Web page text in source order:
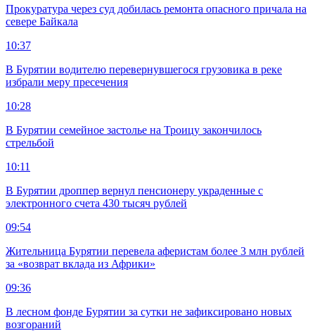
Прокуратура через суд добилась ремонта опасного причала на
севере Байкала
10:37
В Бурятии водителю перевернувшегося грузовика в реке
избрали меру пресечения
10:28
В Бурятии семейное застолье на Троицу закончилось
стрельбой
10:11
В Бурятии дроппер вернул пенсионеру украденные с
электронного счета 430 тысяч рублей
09:54
Жительница Бурятии перевела аферистам более 3 млн рублей
за «возврат вклада из Африки»
09:36
В лесном фонде Бурятии за сутки не зафиксировано новых
возгораний